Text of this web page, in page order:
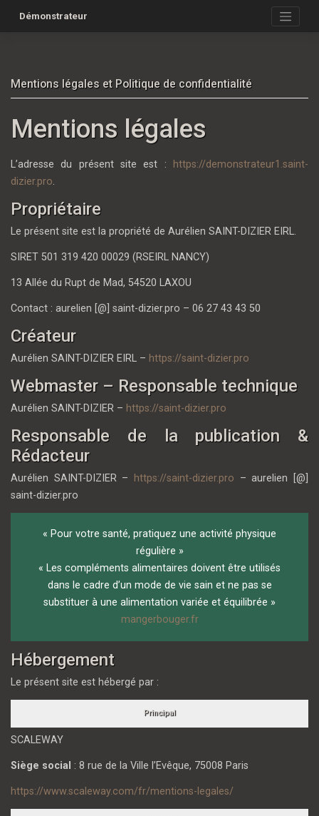
Démonstrateur
Mentions légales et Politique de confidentialité
Mentions légales
L’adresse du présent site est :
https://demonstrateur1.saint-
dizier.pro.
Propriétaire
Le présent site est la propriété de Aurélien SAINT-DIZIER EIRL.
SIRET 501 319 420 00029 (RSEIRL NANCY)
13 Allée du Rupt de Mad, 54520 LAXOU
Contact : aurelien [@] saint-dizier.pro – 06 27 43 43 50
Créateur
Aurélien SAINT-DIZIER EIRL – https://saint-dizier.pro
Webmaster – Responsable technique
Aurélien SAINT-DIZIER – https://saint-dizier.pro
Responsable de la publication &
Rédacteur
Aurélien SAINT-DIZIER – https://saint-dizier.pro – aurelien [@]
saint-dizier.pro
« Pour votre santé, pratiquez une activité physique
régulière »
« Les compléments alimentaires doivent être utilisés
dans le cadre d’un mode de vie sain et ne pas se
substituer à une alimentation variée et équilibrée »
mangerbouger.fr
Hébergement
Le présent site est hébergé par :
Principal
SCALEWAY
Siège social : 8 rue de la Ville l’Evêque, 75008 Paris
https://www.scaleway.com/fr/mentions-legales/